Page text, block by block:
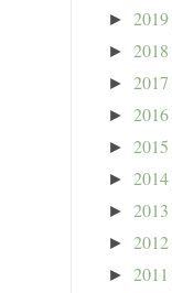
► 2019
► 2018
► 2017
► 2016
► 2015
► 2014
► 2013
► 2012
► 2011